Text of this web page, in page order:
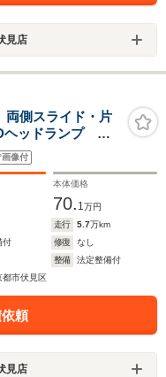
見店
側スライド・片
ッドランプ ス
動格納ミラー
ム ABS CD
画像付
本体価格
70. 1万円
走行 5.7万km
付 修復
なし
整備
法定整備付
都市伏見区
頼
見店